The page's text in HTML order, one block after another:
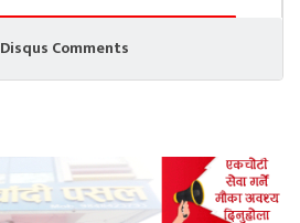
Disqus Comments